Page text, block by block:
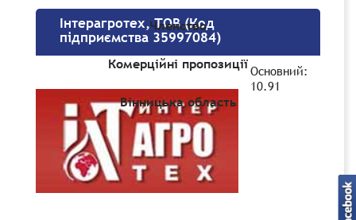
Членство
Комерційні пропозиції
Вінницька область
Інтерагротех, ТОВ (Код
підприємства 35997084)
Основний:
10.91